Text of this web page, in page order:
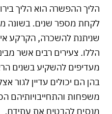
הליך ההפשרה הוא הליך
לקחת מספר שנים. בשונה
שניתנת להשכרה, הקרקע
הללו. צעירים רבים אשר
מעדיפים להשקיע בשנים
בהן הם יכולים עדיין לגור
משפחות והתחייבויותיהם
מנסים להבטיח את עתידם.